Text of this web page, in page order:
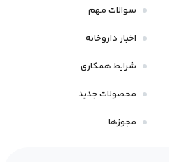
سوالات مهم
اخبار داروخانه
شرایط همکاری
محصولات جدید
مجوزها